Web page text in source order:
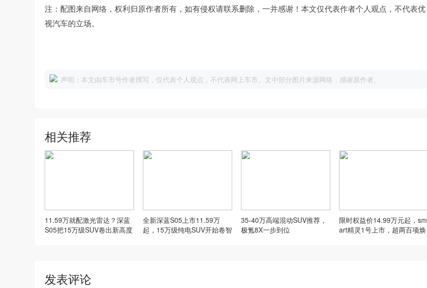
注：配图来自网络，权利归原作者所有，如有侵权请联系删除，一并感谢！本文仅代表作者个人观点，不代表优
视汽车的立场。
声明：本文由车市号作者撰写，仅代表个人观点，不代表网上车市。文中部分图片来源网络，感谢原作者。
相关推荐
11.59万就配激光雷达？深蓝
S05把15万级SUV卷出新高度
全新深蓝S05上市11.59万
起，15万级纯电SUV开始卷智
35-40万高端混动SUV推荐，
极氪8X一步到位
限时权益价14.99万元起，sm
art精灵1号上市，超两百项焕
发表评论